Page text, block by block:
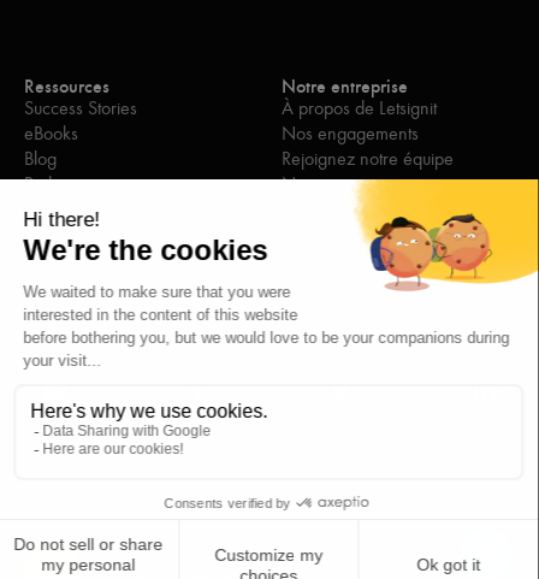
Ressources
Success Stories
eBooks
Blog
Podcast
Webinars
Revue de presse
Notre entreprise
À propos de Letsignit
Nos engagements
Rejoignez notre équipe
Nous contacter
Nous contacter
Politique de confidentialité
Politique de cookies